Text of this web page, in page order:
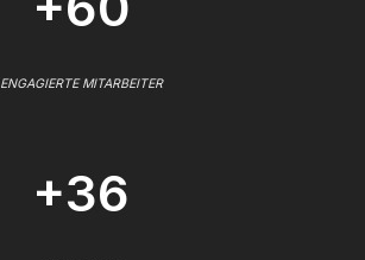
ENGAGIERTE MITARBEITER
+36